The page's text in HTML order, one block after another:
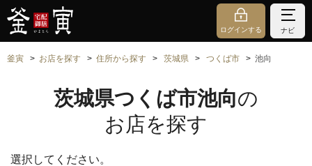
ログインする ナビ
釜寅 お店を探す 住所から探す 茨城県 つくば市 池向
茨城県つくば市池向の
お店を探す
選択してください。